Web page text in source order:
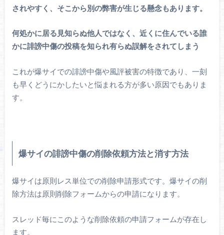
されやすく、そこから別の弊害が生じる懸念もあります。
何処かに居る見知らぬ他人ではなく、近くに住んでいる誰
かに誹謗中傷の投稿を知られ有らぬ誤解をされてしまう
これが爆サイでの誹謗中傷や風評被害の特徴であり、一刻
も早くどうにかしたいと悩まれる方が多い原因でもありま
す。
爆サイの誹謗中傷の削除依頼方法と消す方法
爆サイは原則レス単位での削除申請形式です。爆サイの削
除方法は原則削除フォームからの申請になります。
スレッド毎にこのような削除依頼の申請フォームが存在し
ます。